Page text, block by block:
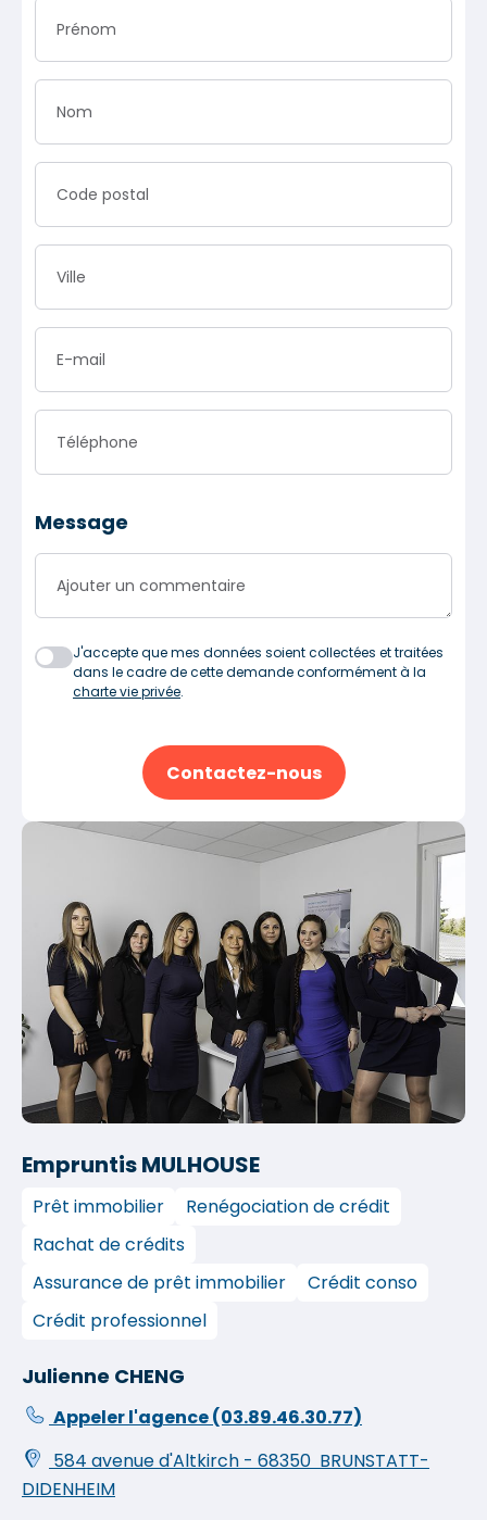
Empruntis MULHOUSE
Prêt immobilier
Renégociation de crédit
Rachat de crédits
Assurance de prêt immobilier
Crédit conso
Crédit professionnel
Julienne CHENG
Appeler l'agence(03.89.46.30.77)
584 avenue d'Altkirch - 68350 BRUNSTATT-
DIDENHEIM
Prénom
Nom
Code postal
Ville
E-mail
Téléphone
Message
Ajouter un commentaire
J'accepte que mes données soient collectées et traitées
dans le cadre de cette demande conformément à la
charte vie privée.
Contactez-nous